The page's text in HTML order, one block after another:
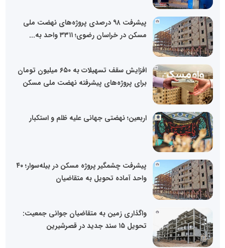
پیشرفت ۹۸ درصدی پروژه‌های نهضت ملی
مسکن در خراسان رضوی؛ ۳۳۱۱ واحد به...
افزایش سقف تسهیلات به ۶۵۰ میلیون تومان
برای پروژه‌های پیشرفته نهضت ملی مسکن
اربعین؛ نهضتی جهانی علیه ظلم و استکبار
پیشرفت چشمگیر پروژه مسکن در بیله‌سوار؛ ۴۰
واحد آماده تحویل به متقاضیان
واگذاری زمین به متقاضیان جوانی جمعیت:
تحویل ۱۵ سند جدید در قصرشیرین